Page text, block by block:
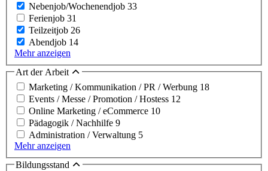
Nebenjob/Wochenendjob 33
Ferienjob 31
Teilzeitjob 26
Abendjob 14
Mehr anzeigen
Art der Arbeit
Marketing / Kommunikation / PR / Werbung 18
Events / Messe / Promotion / Hostess 12
Online Marketing / eCommerce 10
Pädagogik / Nachhilfe 9
Administration / Verwaltung 5
Mehr anzeigen
Bildungsstand